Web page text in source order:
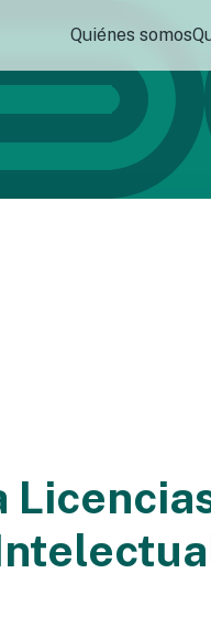
Quiénes somos